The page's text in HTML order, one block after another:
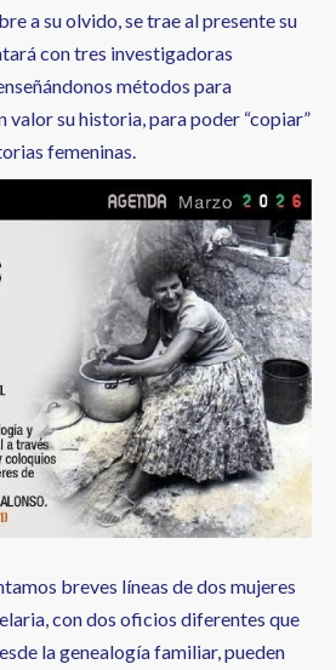
a su olvido, se trae al presente su
con tres investigadoras
métodos para
valor su historia, para poder “copiar”
femeninas.
breves líneas de dos mujeres
con dos oficios diferentes que
la genealogía familiar, pueden